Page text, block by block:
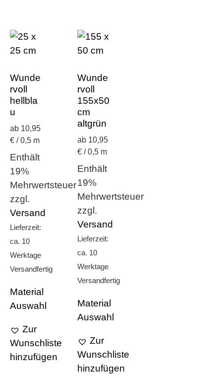
Wunde
rvoll
hellbla
u
ab 10,95
€ / 0,5 m
Enthält
19%
Mehrwertsteuer
zzgl.
Versand
Lieferzeit:
ca. 10
Werktage
Versandfertig
Material
Auswahl
Zur
Wunschliste
hinzufügen
Wunde
rvoll
155x50
cm
altgrün
ab 10,95
€ / 0,5 m
Enthält
19%
Mehrwertsteuer
zzgl.
Versand
Lieferzeit:
ca. 10
Werktage
Versandfertig
Material
Auswahl
Zur
Wunschliste
hinzufügen